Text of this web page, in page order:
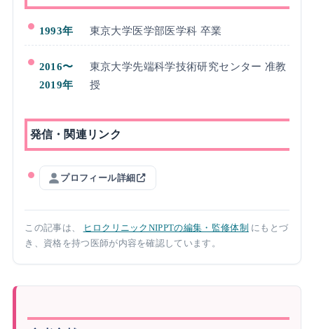
1993年 東京大学医学部医学科 卒業
2016〜
2019年
東京大学先端科学技術研究センター 准教
授
発信・関連リンク
プロフィール詳細
この記事は、 ヒロクリニックNIPPTの編集・監修体制 にもとづ
き、資格を持つ医師が内容を確認しています。